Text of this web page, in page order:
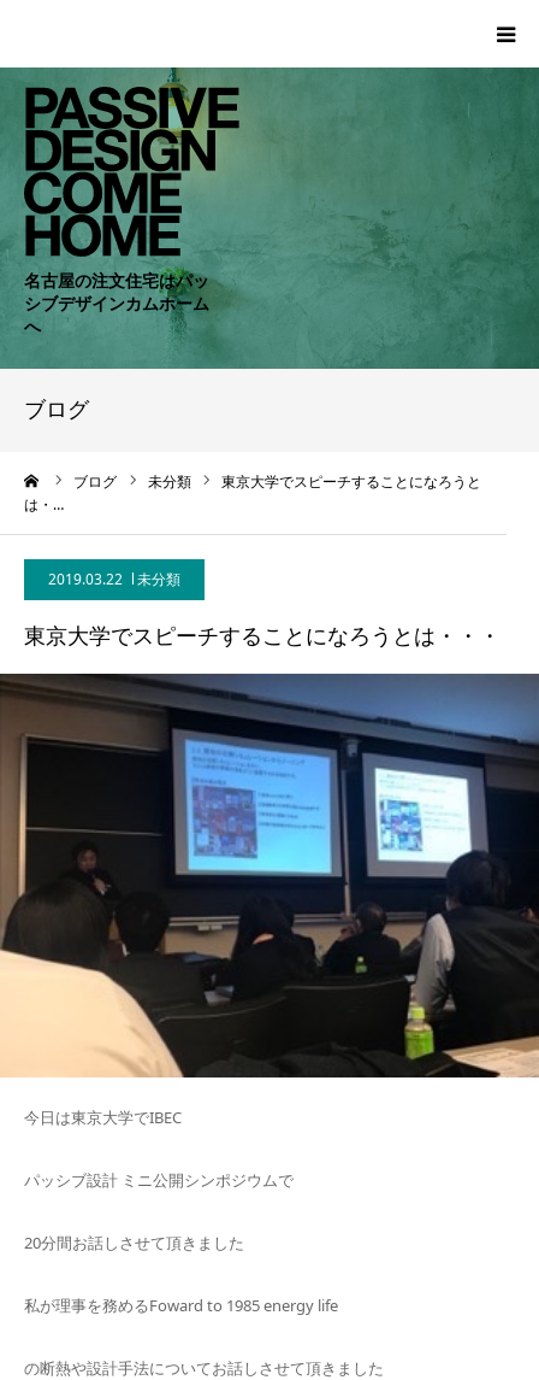
名古屋の注文住宅はパッ
シブデザインカムホーム
へ
ブログ
ブログ 未分類
東京大学でスピーチすることになろうと
は・…
2019.03.22 未分類
東京大学でスピーチすることになろうとは・・・
今日は東京大学でIBEC
パッシブ設計 ミニ公開シンポジウムで
20分間お話しさせて頂きました
私が理事を務めるFoward to 1985 energy life
の断熱や設計手法についてお話しさせて頂きました
HOME
WORKS
COMPANY
CONCEPT
BLOG
CONTACT